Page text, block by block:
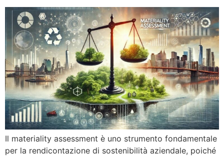
Il materiality assessment è uno strumento fondamentale
per la rendicontazione di sostenibilità aziendale, poiché